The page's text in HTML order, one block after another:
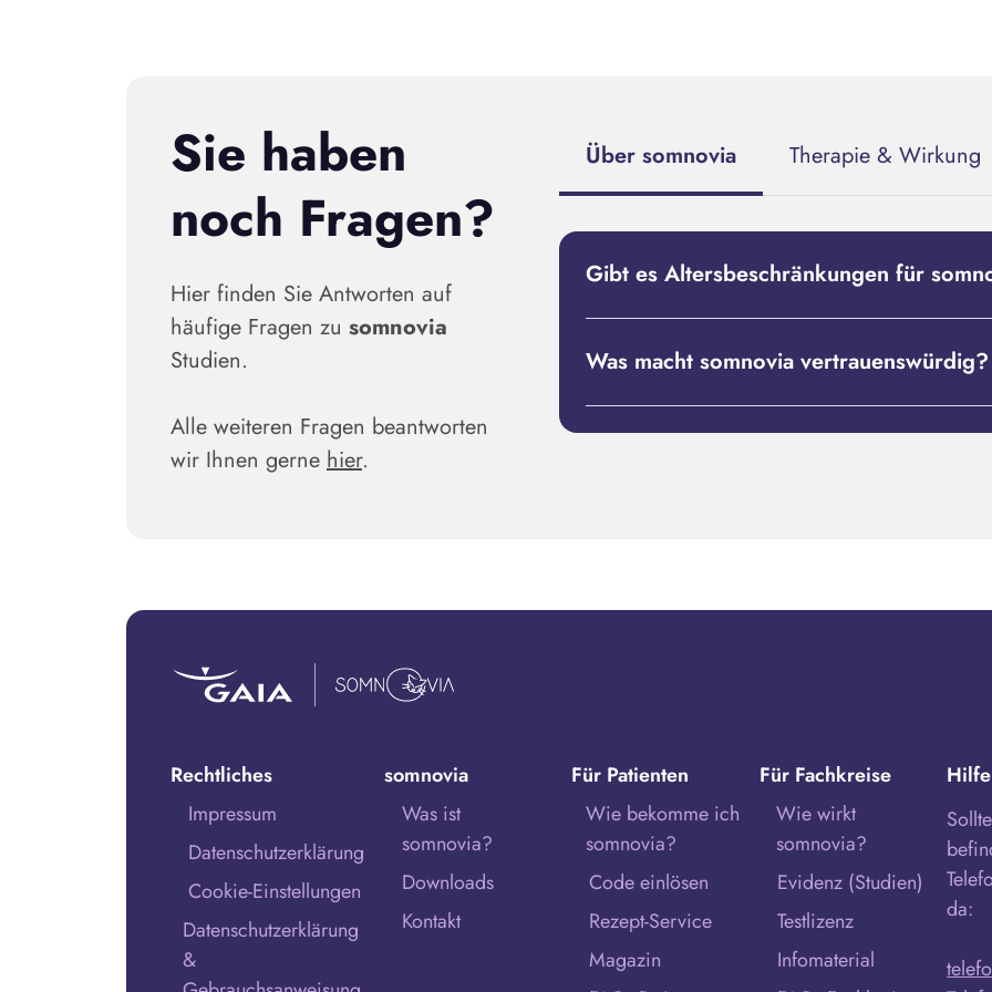
Sie haben
noch Fragen?
Hier finden Sie Antworten auf
häufige Fragen zu somnovia
Studien.
Alle weiteren Fragen beantworten
wir Ihnen gerne hier.
Über somnovia Therapie & Wirkung
Gibt es Altersbeschränkungen für
Was macht somnovia vertrauenswürdig?
Rechtliches
Impressum
Datenschutzerklärung
Cookie-Einstellungen
Datenschutzerklärung
&
somnovia
Was ist
somnovia?
Downloads
Kontakt
Für Patienten
Wie bekomme ich
somnovia?
Code einlösen
Rezept-Service
Magazin
Für Fachkreise
Wie wirkt
somnovia?
Evidenz (Studien)
Testlizenz
Infomaterial
da: